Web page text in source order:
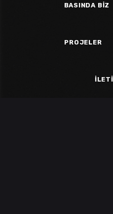
BASINDA BIZ
PROJELER